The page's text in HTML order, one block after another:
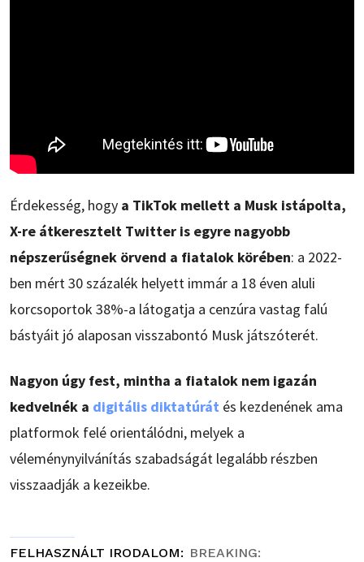
Érdekesség, hogy a TikTok mellett a Musk istápolta,
X-re átkeresztelt Twitter is egyre nagyobb
népszerűségnek örvend a fiatalok körében: a 2022-
ben mért 30 százalék helyett immár a 18 éven aluli
korcsoportok 38%-a látogatja a cenzúra vastag falú
bástyáit jó alaposan visszabontó Musk játszóterét.
Nagyon úgy fest, mintha a fiatalok nem igazán
kedvelnék a digitális diktatúrát és kezdenének ama
platformok felé orientálódni, melyek a
véleménynyilvánítás szabadságát legalább részben
visszaadják a kezeikbe.
FELHASZNÁLT IRODALOM
BREAKING: